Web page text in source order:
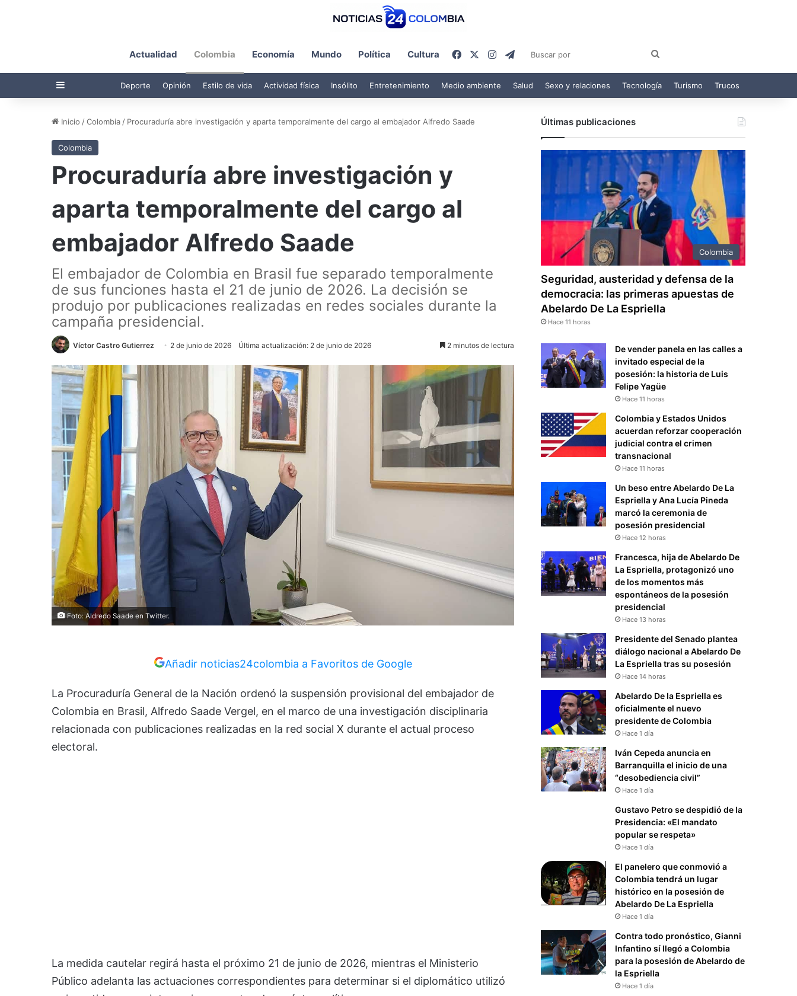
Actualidad Colombia Economía Mundo Política Cultura FacebookInstagram
Telegram
por
Barra lateral Deporte Opinión Estilo de vida Actividad física Insólito Entretenimiento Medio ambiente Salud Sexo y relaciones Tecnología Turismo Trucos
Inicio /Colombia / Procuraduría abre investigación y aparta temporalmente del cargo al embajador Alfredo Saade
Colombia
Procuraduría abre investigación y
aparta temporalmente del cargo al
embajador Alfredo Saade
El embajador de Colombia en Brasil fue separado temporalmente
de sus funciones hasta el 21 de junio de 2026. La decisión se
produjo por publicaciones realizadas en redes sociales durante la
campaña presidencial.
Víctor Castro Gutierrez 2 de junio de 2026 Última actualización: 2 de junio de 2026 2 minutos de lectura
Foto: Aldredo Saade en Twitter.
Añadir noticias24colombia a Favoritos de Google
La Procuraduría General de la Nación ordenó la suspensión provisional del embajador de
Colombia en Brasil, Alfredo Saade Vergel, en el marco de una investigación disciplinaria
relacionada con publicaciones realizadas en la red social X durante el actual proceso
electoral.
La medida cautelar regirá hasta el próximo 21 de junio de 2026, mientras el Ministerio
Público adelanta las actuaciones correspondientes para determinar si el diplomático utilizó
Últimas publicaciones
Colombia
Seguridad, austeridad y defensa de la
democracia: las primeras apuestas de
Abelardo De La Espriella
Hace 11 horas
De vender panela en las calles a
invitado especial de la
posesión: la historia de Luis
Felipe Yagüe
Hace 11 horas
Colombia y Estados Unidos
acuerdan reforzar cooperación
judicial contra el crimen
transnacional
Hace 11 horas
Un beso entre Abelardo De La
Espriella y Ana Lucía Pineda
marcó la ceremonia de
posesión presidencial
Hace 12 horas
Francesca, hija de Abelardo De
La Espriella, protagonizó uno
de los momentos más
espontáneos de la posesión
presidencial
Hace 13 horas
Presidente del Senado plantea
diálogo nacional a Abelardo De
La Espriella tras su posesión
Hace 14 horas
Abelardo De la Espriella es
oficialmente el nuevo
presidente de Colombia
Hace 1 día
Iván Cepeda anuncia en
Barranquilla el inicio de una
“desobediencia civil”
Hace 1 día
Gustavo Petro se despidió de la
Presidencia: «El mandato
popular se respeta»
Hace 1 día
El panelero que conmovió a
Colombia tendrá un lugar
histórico en la posesión de
Abelardo De La Espriella
Hace 1 día
Contra todo pronóstico, Gianni
Infantino sí llegó a Colombia
para la posesión de Abelardo de
la Espriella
Hace 1 día